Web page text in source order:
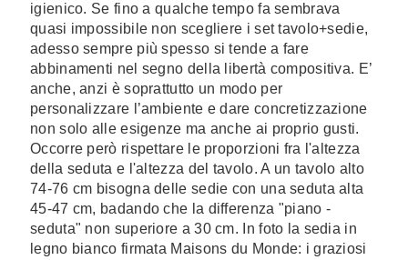
igienico. Se fino a qualche tempo fa sembrava
quasi impossibile non scegliere i set tavolo+sedie,
adesso sempre più spesso si tende a fare
abbinamenti nel segno della libertà compositiva. E’
anche, anzi è soprattutto un modo per
personalizzare l’ambiente e dare concretizzazione
non solo alle esigenze ma anche ai proprio gusti.
Occorre però rispettare le proporzioni fra l'altezza
della seduta e l'altezza del tavolo. A un tavolo alto
74-76 cm bisogna delle sedie con una seduta alta
45-47 cm, badando che la differenza "piano -
seduta" non superiore a 30 cm. In foto la sedia in
legno bianco firmata Maisons du Monde: i graziosi